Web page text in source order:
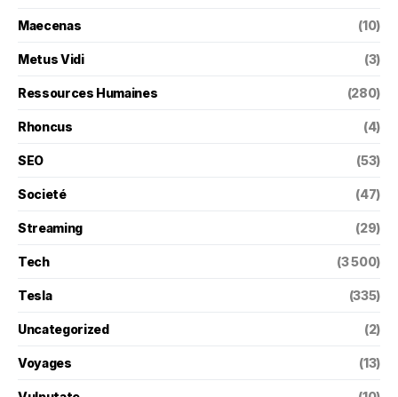
Maecenas (10)
Metus Vidi (3)
Ressources Humaines (280)
Rhoncus (4)
SEO (53)
Societé (47)
Streaming (29)
Tech (3 500)
Tesla (335)
Uncategorized (2)
Voyages (13)